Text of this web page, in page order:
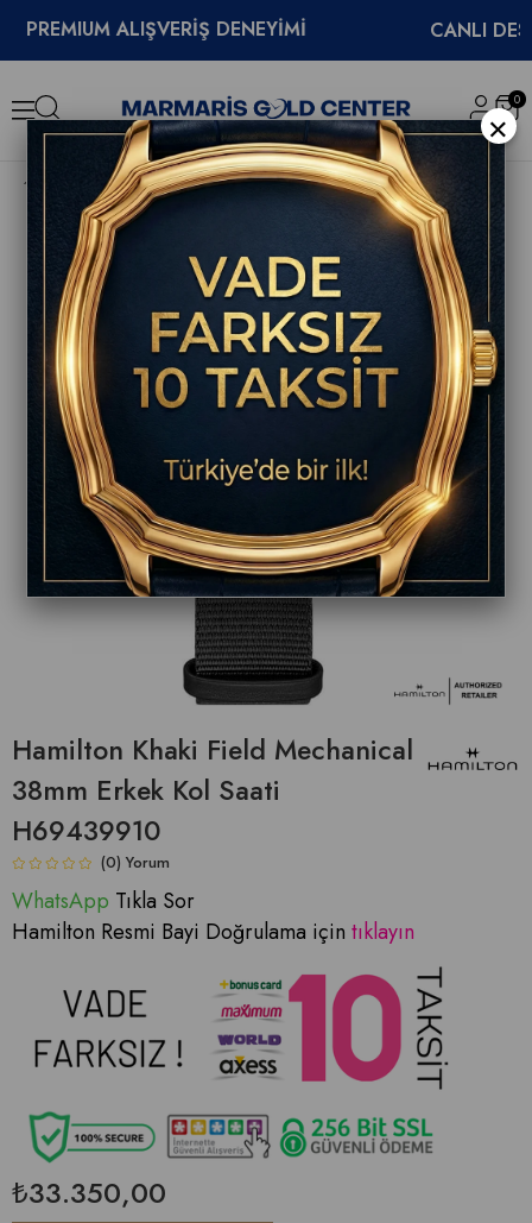
ALIŞVERİŞ DENEYİMİ CANLI DESTEK
0
Hamilton Khaki Field Mechanical 38mm Erkek Kol Saati H69439910
Hamilton Khaki Field Mechanical
38mm Erkek Kol Saati
H69439910
(0)
WhatsApp Tıkla Sor
Hamilton Resmi Bayi Doğrulama için tıklayın
₺33.350,00
×